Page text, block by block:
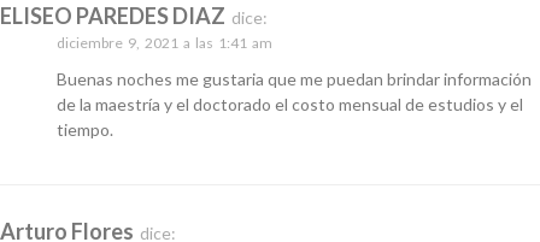
ELISEO PAREDES DIAZ dice:
diciembre 9, 2021 a las 1:41 am
Buenas noches me gustaria que me puedan brindar información
de la maestría y el doctorado el costo mensual de estudios y el
tiempo.
Arturo Flores dice: